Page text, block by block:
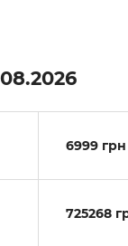
6999 грн
725268